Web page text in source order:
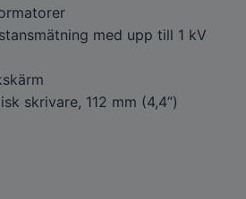
med upp till 1 kV
skrivare, 112 mm (4,4”)